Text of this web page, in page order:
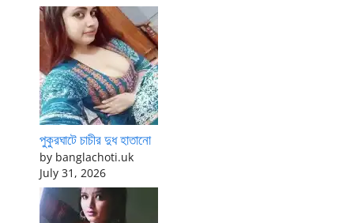
পুকুরঘাটে চাচীর দুধ হাতানো
by banglachoti.uk
July 31, 2026